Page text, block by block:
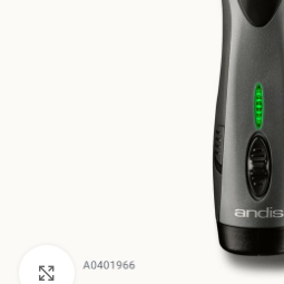
Clic para ampliar